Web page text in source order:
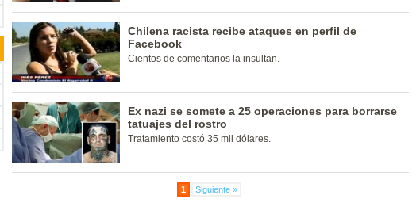
Chilena racista recibe ataques en perfil de
Facebook
Cientos de comentarios la insultan.
Ex nazi se somete a 25 operaciones para borrarse
tatuajes del rostro
Tratamiento costó 35 mil dólares.
1 Siguiente »